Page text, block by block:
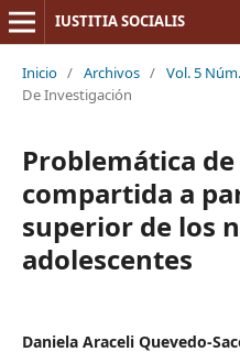
IUSTITIA SOCIALIS
Inicio / Archivos / Vol. 5
De Investigación
Problemática
compartida a
superior de los
adolescentes
Daniela Araceli Quevedo-